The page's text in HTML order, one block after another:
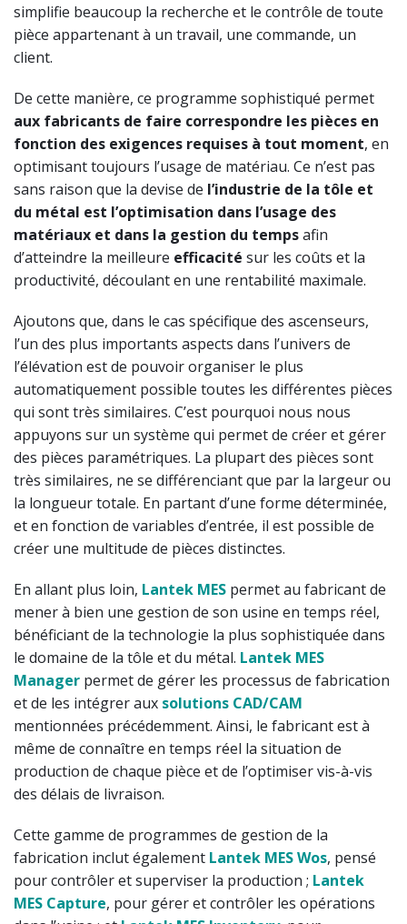
simplifie beaucoup la recherche et le contrôle de toute
pièce appartenant à un travail, une commande, un
client.
De cette manière, ce programme sophistiqué permet
aux fabricants de faire correspondre les pièces en
fonction des exigences requises à tout moment, en
optimisant toujours l’usage de matériau. Ce n’est pas
sans raison que la devise de l’industrie de la tôle et
du métal est l’optimisation dans l’usage des
matériaux et dans la gestion du tempsafin
d’atteindre la meilleure efficacité sur les coûts et la
productivité, découlant en une rentabilité maximale.
Ajoutons que, dans le cas spécifique des ascenseurs,
l’un des plus importants aspects dans l’univers de
l’élévation est de pouvoir organiser le plus
automatiquement possible toutes les différentes pièces
qui sont très similaires. C’est pourquoi nous nous
appuyons sur un système qui permet de créer et gérer
des pièces paramétriques. La plupart des pièces sont
très similaires, ne se différenciant que par la largeur ou
la longueur totale. En partant d’une forme déterminée,
et en fonction de variables d’entrée, il est possible de
créer une multitude de pièces distinctes.
En allant plus loin, Lantek MES permet au fabricant de
mener à bien une gestion de son usine en temps réel,
bénéficiant de la technologie la plus sophistiquée dans
le domaine de la tôle et du métal. Lantek MES
Manager permet de gérer les processus de fabrication
et de les intégrer aux solutions CAD/CAM
mentionnées précédemment. Ainsi, le fabricant est à
même de connaître en temps réel la situation de
production de chaque pièce et de l’optimiser vis-à-vis
des délais de livraison.
Cette gamme de programmes de gestion de la
fabrication inclut également Lantek MES Wos, pensé
pour contrôler et superviser la production ; Lantek
MES Capture, pour gérer et contrôler les opérations